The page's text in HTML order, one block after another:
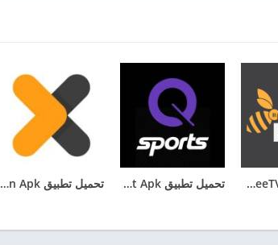
تحميل تطبيق BeeTV مهكر 2025 بدون اعلانات للأندرويد تحميل تطبيق Qsport Apk لمشاهدة القنوات الرياضية للاندرويد تحميل تطبيق Egytoon Apk لمشاهدة الافلام والمسلسلات